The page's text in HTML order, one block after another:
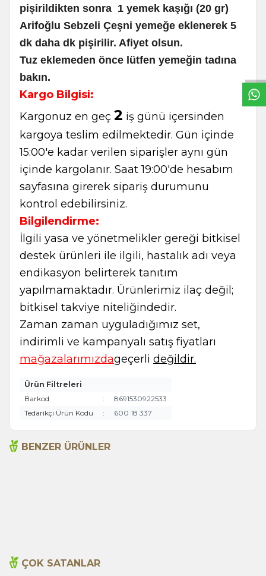
pişirildikten sonra 1 yemek kaşığı (20 gr)
Arifoğlu Sebzeli Çeşni yemeğe eklenerek 5
dk daha dk pişirilir. Afiyet olsun.
Tuz eklemeden önce lütfen yemeğin tadına
bakın.
Kargo Bilgisi:
Kargonuz en geç 2 iş günü içersinden
kargoya teslim edilmektedir. Gün içinde
15:00'e kadar verilen siparişler aynı gün
içinde kargolanır. Saat 19:00'de hesabım
sayfasına girerek sipariş durumunu
kontrol edebilirsiniz.
Bilgilendirme:
İlgili yasa ve yönetmelikler gereği bitkisel
destek ürünleri ile ilgili, hastalık adı veya
endikasyon belirterek tanıtım
yapılmamaktadır. Ürünlerimiz ilaç değil;
bitkisel takviye niteliğindedir.
Zaman zaman uyguladığımız set,
indirimli ve kampanyalı satış fiyatları
mağazalarımızdageçerli değildir.
Ürün Filtreleri
Barkod
:
8691530922533
Tedarikçi Ürün Kodu
: 600 18 337
BENZER ÜRÜNLER
ÇOK SATANLAR